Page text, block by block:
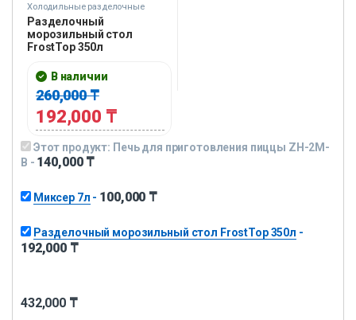
Холодильные разделочные
столы
Разделочный
морозильный стол
FrostTop 350л
В наличии
260,000₸
192,000 ₸
Этот продукт: Печь для приготовления пиццы ZH-2M-
B - 140,000 ₸
Миксер 7л - 100,000 ₸
Разделочный морозильный стол FrostTop 350л -
192,000 ₸
432,000 ₸